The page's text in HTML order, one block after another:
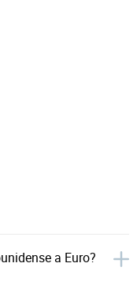
a Euro?